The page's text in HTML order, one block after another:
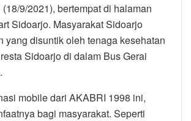
9/2021), bertempat di halaman
Sidoarjo. Masyarakat Sidoarjo
yang disuntik oleh tenaga kesehatan
Sidoarjo di dalam Bus Gerai
mobile dari AKABRI 1998 ini,
bagi masyarakat. Seperti